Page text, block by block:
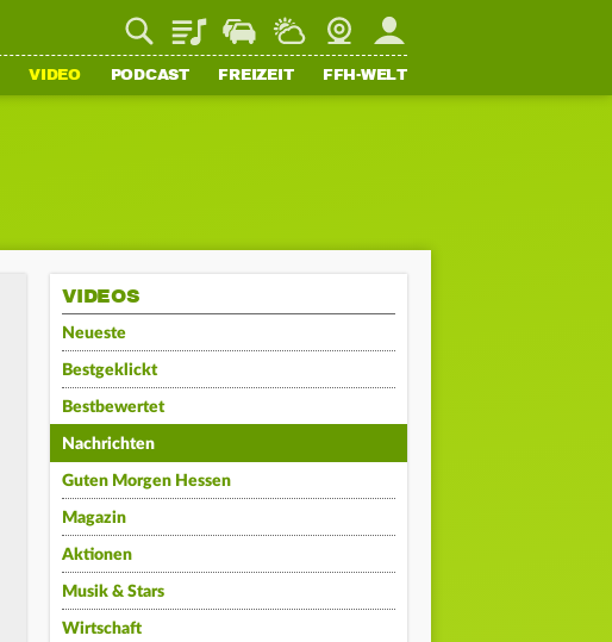
PlaylistStaupilotWetterWebcamMein FFH
VIDEO PODCAST FREIZEIT FFH-WELT
VIDEOS
Neueste
Bestgeklickt
Bestbewertet
Nachrichten
Guten Morgen Hessen
Magazin
Aktionen
Musik & Stars
Wirtschaft